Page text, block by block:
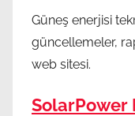
Güneş enerjisi
güncellemeler,
web sitesi.
SolarPower